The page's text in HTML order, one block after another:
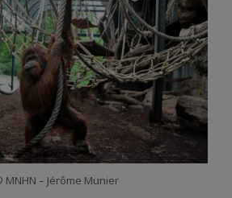
MNHN – Jérôme Munier